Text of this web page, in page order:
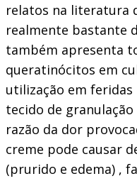
relatos na literatura
realmente bastante
também apresenta
queratinócitos em
utilização em
tecido de
razão da dor
creme pode causar
(prurido e edema) ,